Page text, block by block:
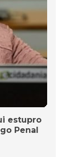
estupro
Penal